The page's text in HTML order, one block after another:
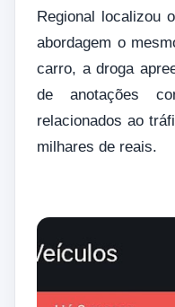
Regional localizou
abordagem o
carro, a droga
de anotações
relacionados ao
milhares de reais.